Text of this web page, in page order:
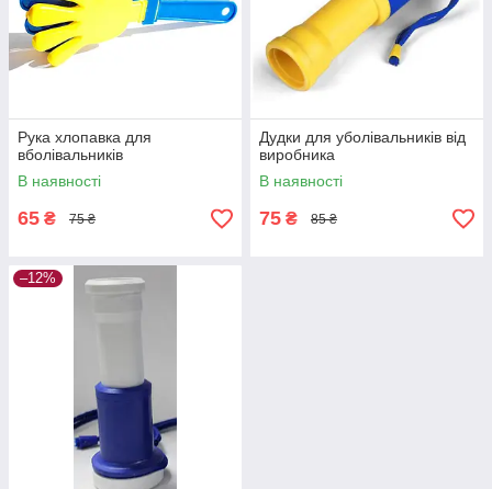
Рука хлопавка для
вболівальників
В наявності
65 ₴ 75 ₴
Дудки для уболівальників від
виробника
В наявності
75 ₴ 85 ₴
–12%